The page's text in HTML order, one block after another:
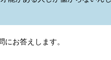
にお答えします。